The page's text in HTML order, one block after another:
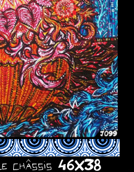
châssis 46X38